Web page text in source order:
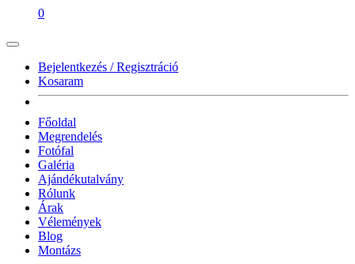
0
Bejelentkezés / Regisztráció
Kosaram
Főoldal
Megrendelés
Fotófal
Galéria
Ajándékutalvány
Rólunk
Árak
Vélemények
Blog
Montázs